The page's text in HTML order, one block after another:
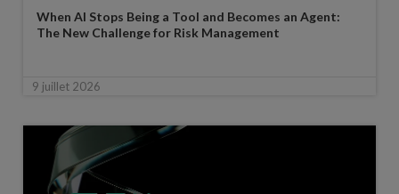
When AI Stops Being a Tool and Becomes an Agent:
The New Challenge for Risk Management
9 juillet 2026